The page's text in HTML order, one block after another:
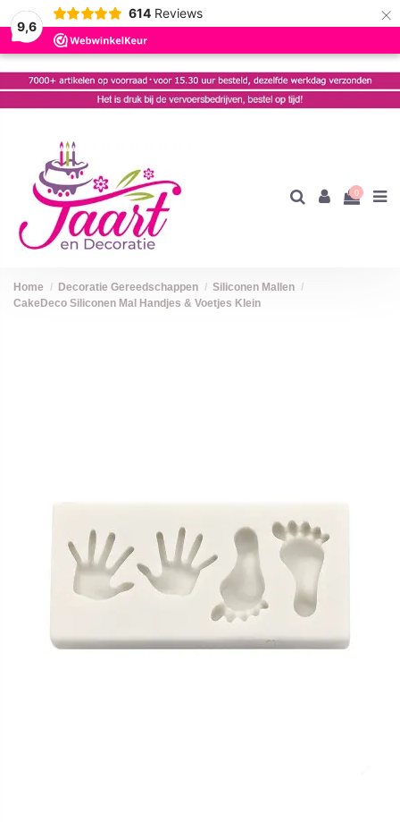
9,6
614 Reviews ×
0
Home Decoratie Gereedschappen
Siliconen Mallen
CakeDeco Siliconen Mal Handjes & Voetjes Klein